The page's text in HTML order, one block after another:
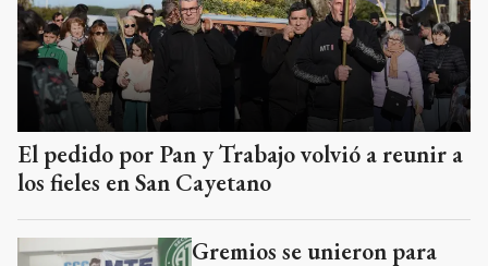
El pedido por Pan y Trabajo volvió a reunir a
los fieles en San Cayetano
Gremios se unieron para